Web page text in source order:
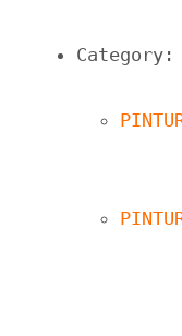
Category: